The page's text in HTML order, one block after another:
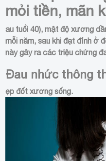
mỏi tiền, mãn
au tuổi 40), mật độ xương
mỗi năm, sau khi đạt đỉnh ở
này gây ra các triệu chứng
Đau nhức thông
ẹp đốt xương sống.